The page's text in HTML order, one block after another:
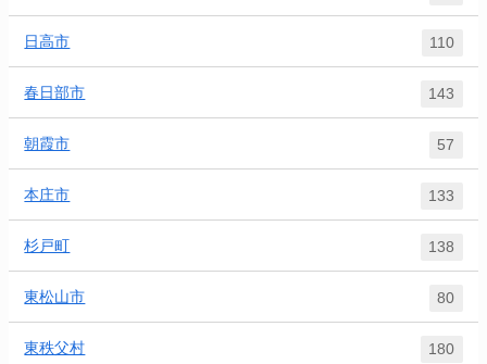
日高市 110
春日部市 143
朝霞市 57
本庄市 133
杉戸町 138
東松山市 80
東秩父村 180